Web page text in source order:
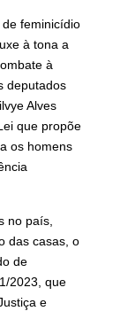
feminicídio
à tona a
à
deputados
Alves
que propõe
os homens
no país,
das casas, o
de
2023, que
e